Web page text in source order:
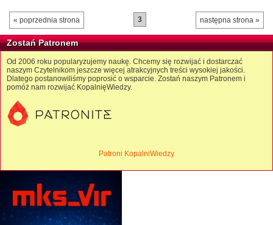
« poprzednia strona następna strona »
3
Zostań Patronem
Od 2006 roku popularyzujemy naukę. Chcemy się rozwijać i dostarczać
naszym Czytelnikom jeszcze więcej atrakcyjnych treści wysokiej jakości.
Dlatego postanowiliśmy poprosić o wsparcie. Zostań naszym Patronem i
pomóż nam rozwijać KopalnięWiedzy.
Patroni KopalniWiedzy